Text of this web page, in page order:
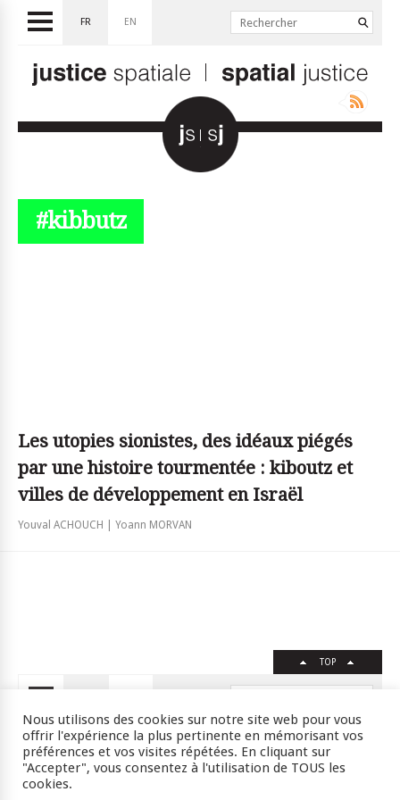
FR EN
#kibbutz
Les utopies sionistes, des idéaux piégés
par une histoire tourmentée : kiboutz et
villes de développement en Israël
Youval ACHOUCH | Yoann MORVAN
TOP
Crédits RSS Plan du site
Nous utilisons des cookies sur notre site web pour vous
offrir l'expérience la plus pertinente en mémorisant vos
préférences et vos visites répétées. En cliquant sur
"Accepter", vous consentez à l'utilisation de TOUS les
cookies.